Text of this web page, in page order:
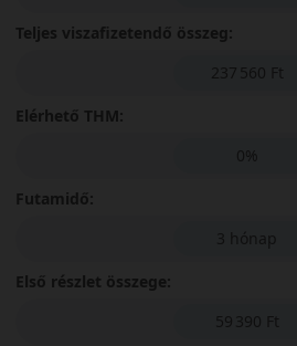
Teljes viszafizetendő összeg:
237 560 Ft
Elérhető THM:
0%
Futamidő:
3 hónap
Első részlet összege:
59 390 Ft